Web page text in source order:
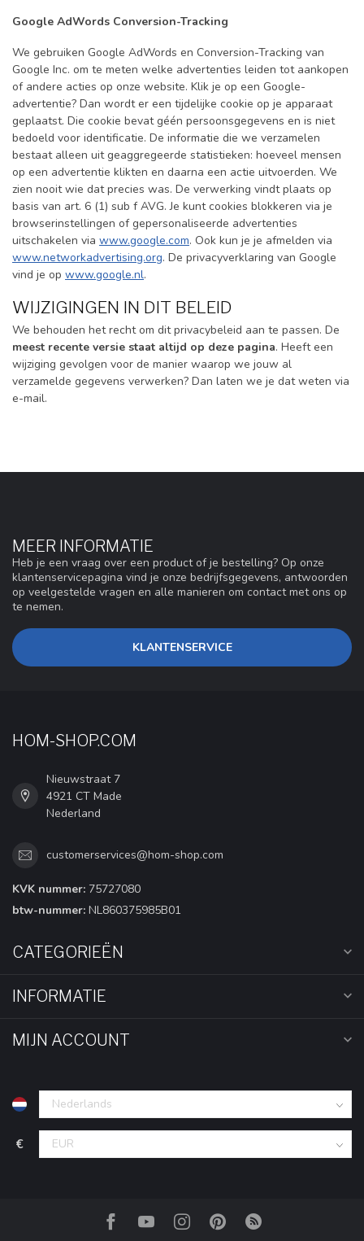
Google AdWords Conversion-Tracking
We gebruiken Google AdWords en Conversion-Tracking van
Google Inc. om te meten welke advertenties leiden tot aankopen
of andere acties op onze website. Klik je op een Google-
advertentie? Dan wordt er een tijdelijke cookie op je apparaat
geplaatst. Die cookie bevat géén persoonsgegevens en is niet
bedoeld voor identificatie. De informatie die we verzamelen
bestaat alleen uit geaggregeerde statistieken: hoeveel mensen
op een advertentie klikten en daarna een actie uitvoerden. We
zien nooit wie dat precies was. De verwerking vindt plaats op
basis van art. 6 (1) sub f AVG. Je kunt cookies blokkeren via je
browserinstellingen of gepersonaliseerde advertenties
uitschakelen via www.google.com. Ook kun je je afmelden via
www.networkadvertising.org. De privacyverklaring van Google
vind je op www.google.nl.
WIJZIGINGEN IN DIT BELEID
We behouden het recht om dit privacybeleid aan te passen. De
meest recente versie staat altijd op deze pagina. Heeft een
wijziging gevolgen voor de manier waarop we jouw al
verzamelde gegevens verwerken? Dan laten we je dat weten via
e-mail.
MEER INFORMATIE
Heb je een vraag over een product of je bestelling? Op onze
klantenservicepagina vind je onze bedrijfsgegevens, antwoorden
op veelgestelde vragen en alle manieren om contact met ons op
te nemen.
KLANTENSERVICE
HOM-SHOP.COM
Nieuwstraat 7
4921 CT Made
Nederland
customerservices@hom-shop.com
KVK nummer: 75727080
btw-nummer: NL860375985B01
CATEGORIEËN
INFORMATIE
MIJN ACCOUNT
€